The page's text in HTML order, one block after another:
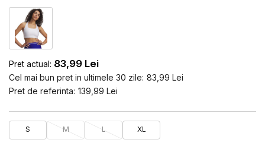
Pret actual: 83,99 Lei
Cel mai bun pret in ultimele 30 zile: 83,99 Lei
Pret de referinta: 139,99 Lei
S M L XL